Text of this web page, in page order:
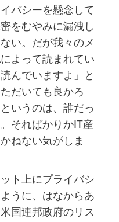
バシーを懸念して
をむやみに漏洩し
い。だが我々のメ
よって読まれてい
んでいますよ」と
だいても良かろ
いうのは、誰だっ
そればかりかIT産
ねない気がしま
ト上にプライバシ
うに、はなからあ
国連邦政府のリス